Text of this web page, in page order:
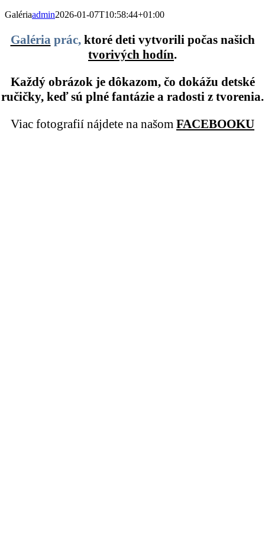
Galériaadmin2026-01-07T10:58:44+01:00
Galéria prác, ktoré deti vytvorili počas našich
tvorivých hodín.
Každý obrázok je dôkazom, čo dokážu detské
ručičky, keď sú plné fantázie a radosti z tvorenia.
Viac fotografií nájdete na našom FACEBOOKU